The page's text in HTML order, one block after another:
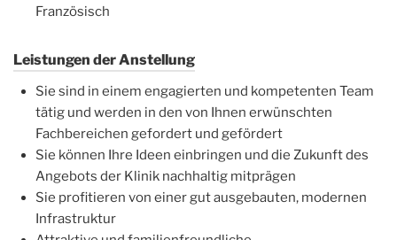
Französisch
Leistungen der Anstellung
Sie sind in einem engagierten und kompetenten Team
tätig und werden in den von Ihnen erwünschten
Fachbereichen gefordert und gefördert
Sie können Ihre Ideen einbringen und die Zukunft des
Angebots der Klinik nachhaltig mitprägen
Sie profitieren von einer gut ausgebauten, modernen
Infrastruktur